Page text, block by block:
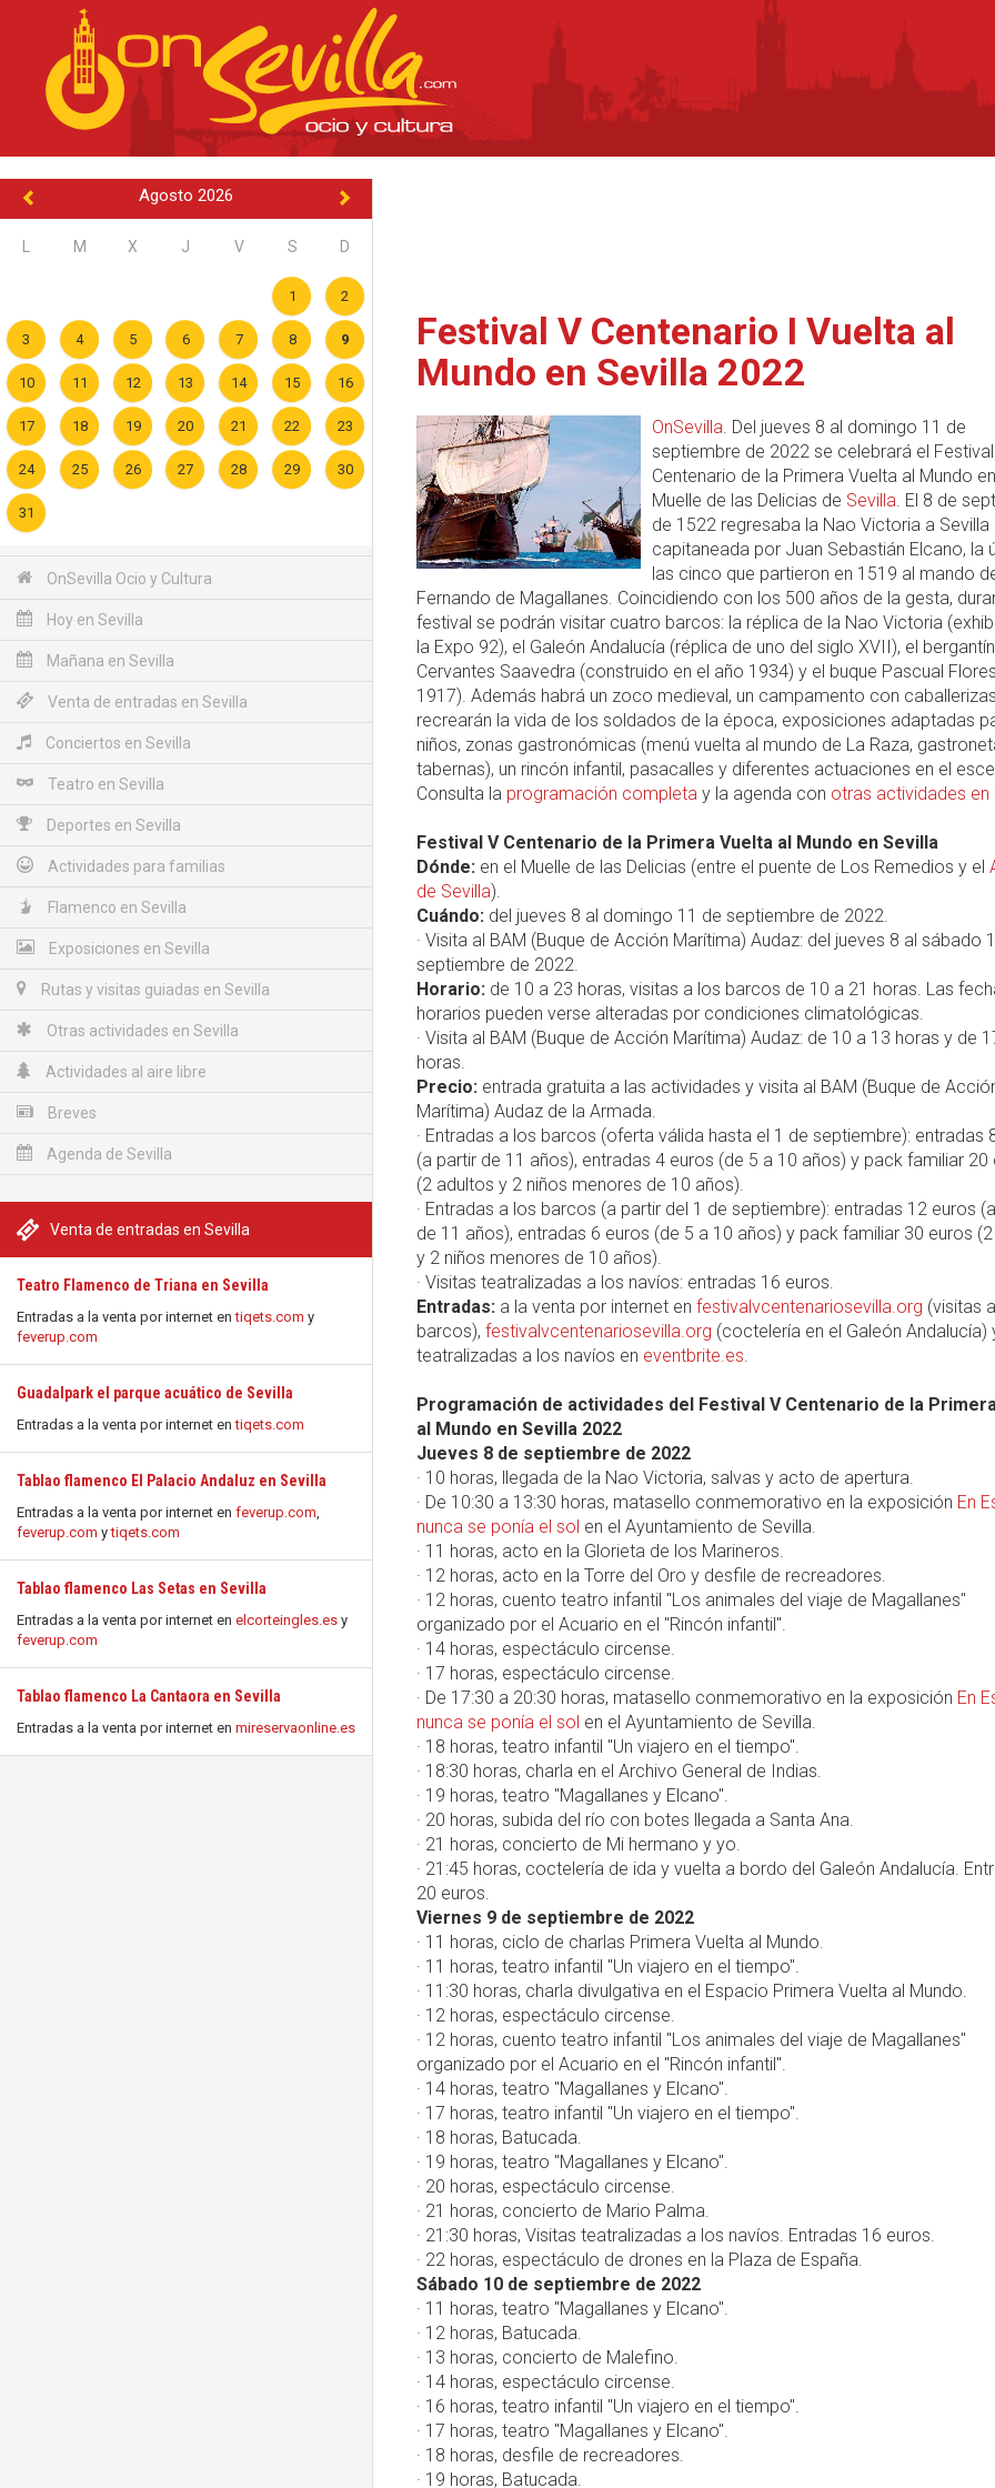
Agosto 2026
M X J V S D
1 2
3 4 5 6 7 8 9
10 11 12 13 14 15 16
17 18 19 20 21 22 23
24 25 26 27 28 29 30
31
OnSevilla Ocio y Cultura
Hoy en Sevilla
Mañana en Sevilla
Venta de entradas en Sevilla
Conciertos en Sevilla
Teatro en Sevilla
Deportes en Sevilla
Actividades para familias
Flamenco en Sevilla
Exposiciones en Sevilla
Rutas y visitas guiadas en Sevilla
Otras actividades en Sevilla
Actividades al aire libre
Breves
Agenda de Sevilla
Venta de entradas en Sevilla
Teatro Flamenco de Triana en Sevilla
Entradas a la venta por internet entiqets.com y
feverup.com
Guadalpark el parque acuático de Sevilla
Entradas a la venta por internet entiqets.com
Tablao flamenco El Palacio Andaluz en Sevilla
Entradas a la venta por internet en feverup.com,
feverup.com ytiqets.com
Tablao flamenco Las Setas en Sevilla
Entradas a la venta por internet en elcorteingles.es y
feverup.com
Tablao flamenco La Cantaora en Sevilla
Entradas a la venta por internet en mireservaonline.es
Festival V Centenario I Vuelta al
Mundo en Sevilla 2022
OnSevilla. Del jueves 8 al domingo 11 de
septiembre de 2022 se celebrará el
Centenario de la Primera Vuelta al Mundo
Muelle de las Delicias de Sevilla. El 8 de
de 1522 regresaba la Nao Victoria a Sevilla
capitaneada por Juan Sebastián Elcano, la
las cinco que partieron en 1519 al mando
Fernando de Magallanes. Coincidiendo con los 500 años de la gesta,
festival se podrán visitar cuatro barcos: la réplica de la Nao Victoria
la Expo 92), el Galeón Andalucía (réplica de uno del siglo XVII), el
Cervantes Saavedra (construido en el año 1934) y el buque Pascual
1917). Además habrá un zoco medieval, un campamento con
recrearán la vida de los soldados de la época, exposiciones adaptadas
niños, zonas gastronómicas (menú vuelta al mundo de La Raza,
tabernas), un rincón infantil, pasacalles y diferentes actuaciones en el
Consulta la programación completa y la agenda con otras actividades en
Festival V Centenario de la Primera Vuelta al Mundo en Sevilla
Dónde: en el Muelle de las Delicias (entre el puente de Los Remedios y el
de Sevilla).
Cuándo: del jueves 8 al domingo 11 de septiembre de 2022.
· Visita al BAM (Buque de Acción Marítima) Audaz: del jueves 8 al sábado
septiembre de 2022.
Horario: de 10 a 23 horas, visitas a los barcos de 10 a 21 horas. Las
horarios pueden verse alteradas por condiciones climatológicas.
· Visita al BAM (Buque de Acción Marítima) Audaz: de 10 a 13 horas y de
horas.
Precio: entrada gratuita a las actividades y visita al BAM (Buque de
Marítima) Audaz de la Armada.
· Entradas a los barcos (oferta válida hasta el 1 de septiembre): entradas
(a partir de 11 años), entradas 4 euros (de 5 a 10 años) y pack familiar 20
(2 adultos y 2 niños menores de 10 años).
· Entradas a los barcos (a partir del 1 de septiembre): entradas 12 euros
de 11 años), entradas 6 euros (de 5 a 10 años) y pack familiar 30 euros
y 2 niños menores de 10 años).
· Visitas teatralizadas a los navíos: entradas 16 euros.
Entradas: a la venta por internet en festivalvcentenariosevilla.org (visitas
barcos), festivalvcentenariosevilla.org (coctelería en el Galeón Andalucía)
teatralizadas a los navíos en eventbrite.es.
Programación de actividades del Festival V Centenario de la
al Mundo en Sevilla 2022
Jueves 8 de septiembre de 2022
· 10 horas, llegada de la Nao Victoria, salvas y acto de apertura.
· De 10:30 a 13:30 horas, matasello conmemorativo en la exposición En
nunca se ponía el sol en el Ayuntamiento de Sevilla.
· 11 horas, acto en la Glorieta de los Marineros.
· 12 horas, acto en la Torre del Oro y desfile de recreadores.
· 12 horas, cuento teatro infantil "Los animales del viaje de Magallanes"
organizado por el Acuario en el "Rincón infantil".
· 14 horas, espectáculo circense.
· 17 horas, espectáculo circense.
· De 17:30 a 20:30 horas, matasello conmemorativo en la exposición En
nunca se ponía el sol en el Ayuntamiento de Sevilla.
· 18 horas, teatro infantil "Un viajero en el tiempo".
· 18:30 horas, charla en el Archivo General de Indias.
· 19 horas, teatro "Magallanes y Elcano".
· 20 horas, subida del río con botes llegada a Santa Ana.
· 21 horas, concierto de Mi hermano y yo.
· 21:45 horas, coctelería de ida y vuelta a bordo del Galeón Andalucía.
20 euros.
Viernes 9 de septiembre de 2022
· 11 horas, ciclo de charlas Primera Vuelta al Mundo.
· 11 horas, teatro infantil "Un viajero en el tiempo".
· 11:30 horas, charla divulgativa en el Espacio Primera Vuelta al Mundo.
· 12 horas, espectáculo circense.
· 12 horas, cuento teatro infantil "Los animales del viaje de Magallanes"
organizado por el Acuario en el "Rincón infantil".
· 14 horas, teatro "Magallanes y Elcano".
· 17 horas, teatro infantil "Un viajero en el tiempo".
· 18 horas, Batucada.
· 19 horas, teatro "Magallanes y Elcano".
· 20 horas, espectáculo circense.
· 21 horas, concierto de Mario Palma.
· 21:30 horas, Visitas teatralizadas a los navíos. Entradas 16 euros.
· 22 horas, espectáculo de drones en la Plaza de España.
Sábado 10 de septiembre de 2022
· 11 horas, teatro "Magallanes y Elcano".
· 12 horas, Batucada.
· 13 horas, concierto de Malefino.
· 14 horas, espectáculo circense.
· 16 horas, teatro infantil "Un viajero en el tiempo".
· 17 horas, teatro "Magallanes y Elcano".
· 18 horas, desfile de recreadores.
· 19 horas, Batucada.